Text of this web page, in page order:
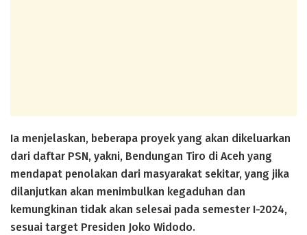
Ia menjelaskan, beberapa proyek yang akan dikeluarkan
dari daftar PSN, yakni, Bendungan Tiro di Aceh yang
mendapat penolakan dari masyarakat sekitar, yang jika
dilanjutkan akan menimbulkan kegaduhan dan
kemungkinan tidak akan selesai pada semester I-2024,
sesuai target Presiden Joko Widodo.